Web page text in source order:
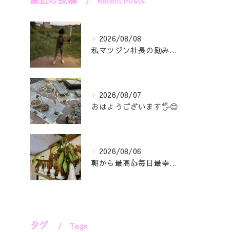
2026/08/08
私マツジン社長の励み👍😊
2026/08/07
おはようございます🖐️😊
2026/08/06
朝から最高👍毎日最幸の😁マツジン社長でございます🤗
タグ Tags